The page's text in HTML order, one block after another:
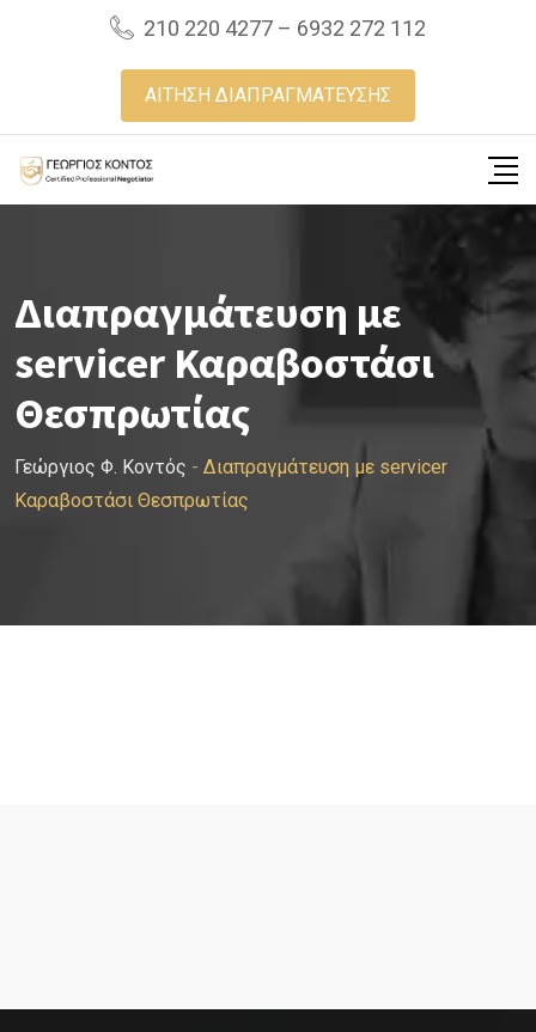
210 220 4277 – 6932 272 112
ΑΙΤΗΣΗ ΔΙΑΠΡΑΓΜΑΤΕΥΣΗΣ
Διαπραγμάτευση με
servicer Καραβοστάσι
Θεσπρωτίας
Γεώργιος Φ. Κοντός - Διαπραγμάτευση με servicer
Καραβοστάσι Θεσπρωτίας